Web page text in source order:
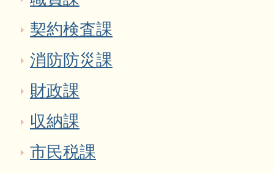
契約検査課
消防防災課
財政課
収納課
市民税課